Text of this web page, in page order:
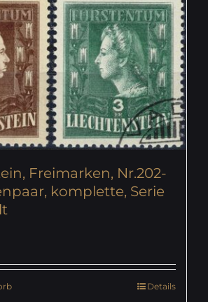
Freimarken, Nr.202-
komplette, Serie
Details